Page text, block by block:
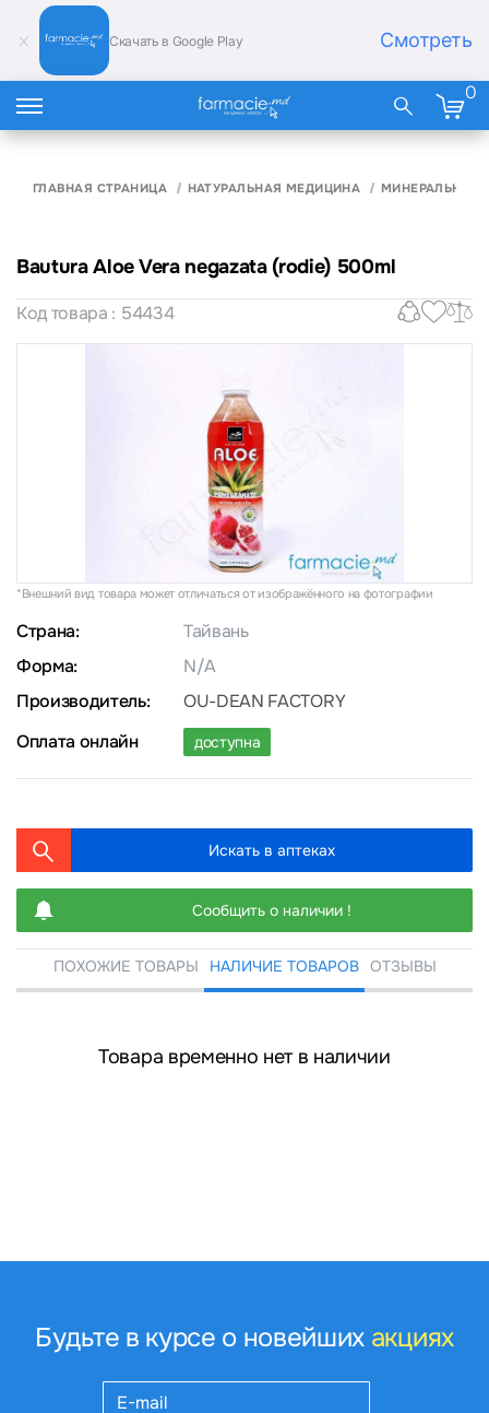
Скачать в Google Play Смотреть
0
ГЛАВНАЯ СТРАНИЦА НАТУРАЛЬНАЯ МЕДИЦИНА МИНЕРАЛЬНАЯ
Bautura Aloe Vera negazata (rodie) 500ml
Код товара : 54434
*Внешний вид товара может отличаться от изображённого на фотографии
Страна:
Тайвань
Форма:
N/A
Производитель:
OU-DEAN FACTORY
Оплата онлайн
доступна
Искать в аптеках
Сообщить о наличии !
ПОХОЖИЕ ТОВАРЫ НАЛИЧИЕ ТОВАРОВ ОТЗЫВЫ
Товара временно нет в наличии
Будьте в курсе о новейших акциях